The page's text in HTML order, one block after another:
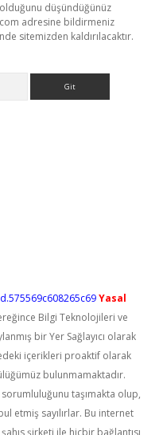
düşündüğünüz
adresine bildirmeniz
sitemizden kaldırılacaktır.
Yasal
Bilgi Teknolojileri ve
bir Yer Sağlayıcı olarak
içerikleri proaktif olarak
bulunmamaktadır.
taşımakta olup,
etmiş sayılırlar. Bu internet
şirketi ile hiçbir bağlantısı